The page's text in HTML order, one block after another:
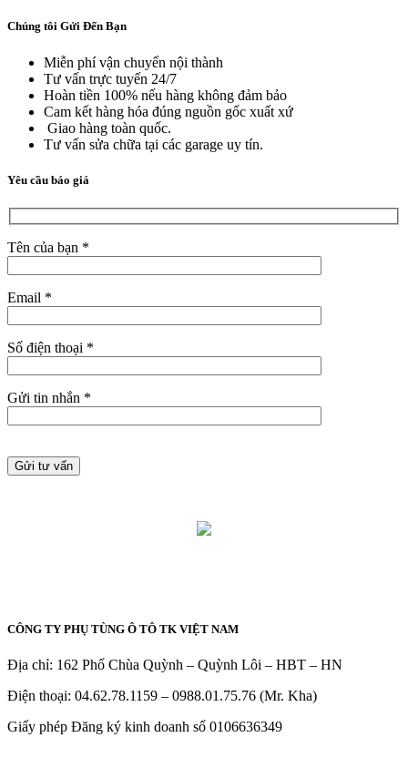
Chúng tôi Gửi Đến Bạn
Miễn phí vận chuyển nội thành
Tư vấn trực tuyến 24/7
Hoàn tiền 100% nếu hàng không đảm bảo
Cam kết hàng hóa đúng nguồn gốc xuất xứ
Giao hàng toàn quốc.
Tư vấn sửa chữa tại các garage uy tín.
Yêu cầu báo giá
Tên của bạn *
Email *
Số điện thoại *
Gửi tin nhắn *
CÔNG TY PHỤ TÙNG Ô TÔ TK VIỆT NAM
Địa chỉ: 162 Phố Chùa Quỳnh – Quỳnh Lôi – HBT – HN
Điện thoại: 04.62.78.1159 – 0988.01.75.76 (Mr. Kha)
Giấy phép Đăng ký kinh doanh số 0106636349